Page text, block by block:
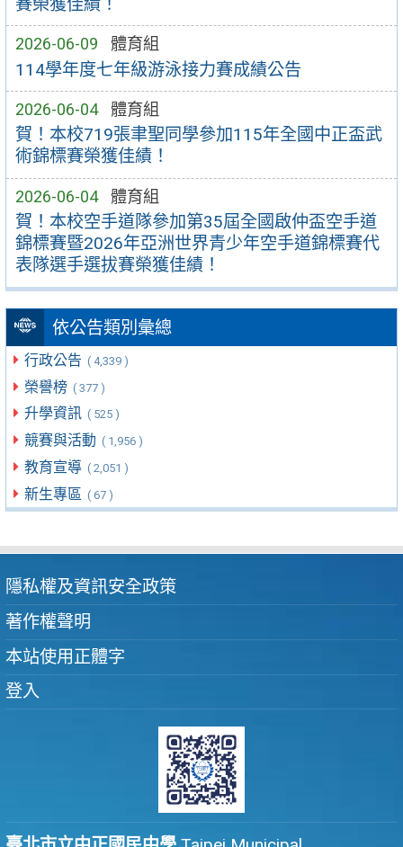
2026-06-09 體育組
114學年度七年級游泳接力賽成績公告
2026-06-04 體育組
賀！本校719張聿聖同學參加115年全國中正盃武
術錦標賽榮獲佳績！
2026-06-04 體育組
賀！本校空手道隊參加第35屆全國啟仲盃空手道
錦標賽暨2026年亞洲世界青少年空手道錦標賽代
表隊選手選拔賽榮獲佳績！
依公告類別彙總
行政公告 ( 4,339 )
榮譽榜 ( 377 )
升學資訊 ( 525 )
競賽與活動 ( 1,956 )
教育宣導 ( 2,051 )
新生專區 ( 67 )
隱私權及資訊安全政策
著作權聲明
本站使用正體字
登入